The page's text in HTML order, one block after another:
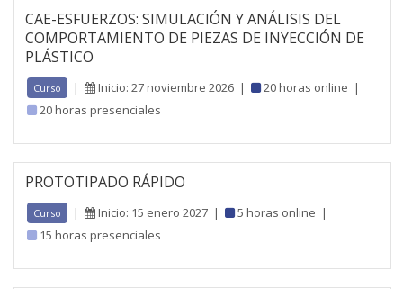
CAE-ESFUERZOS: SIMULACIÓN Y ANÁLISIS DEL
COMPORTAMIENTO DE PIEZAS DE INYECCIÓN DE
PLÁSTICO
Curso | Inicio: 27 noviembre 2026 | 20 horas online |
20 horas presenciales
PROTOTIPADO RÁPIDO
Curso | Inicio: 15 enero 2027 | 5 horas online |
15 horas presenciales